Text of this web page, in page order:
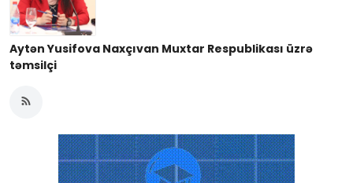
Aytən Yusifova Naxçıvan Muxtar Respublikası üzrə
təmsilçi